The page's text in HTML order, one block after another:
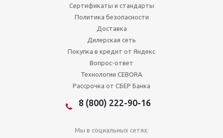
Сертификаты и стандарты
Политика безопасности
Доставка
Дилерская сеть
Покупка в кредит от Яндекс
Вопрос-ответ
Технологии CEBORA
Рассрочка от СБЕР Банка
8 (800) 222-90-16
Мы в социальных сетях: